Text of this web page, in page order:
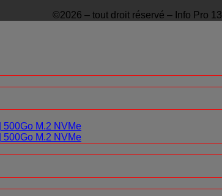
©2026 – tout droit réservé – Info Pro 13
500Go M.2 NVMe
500Go M.2 NVMe